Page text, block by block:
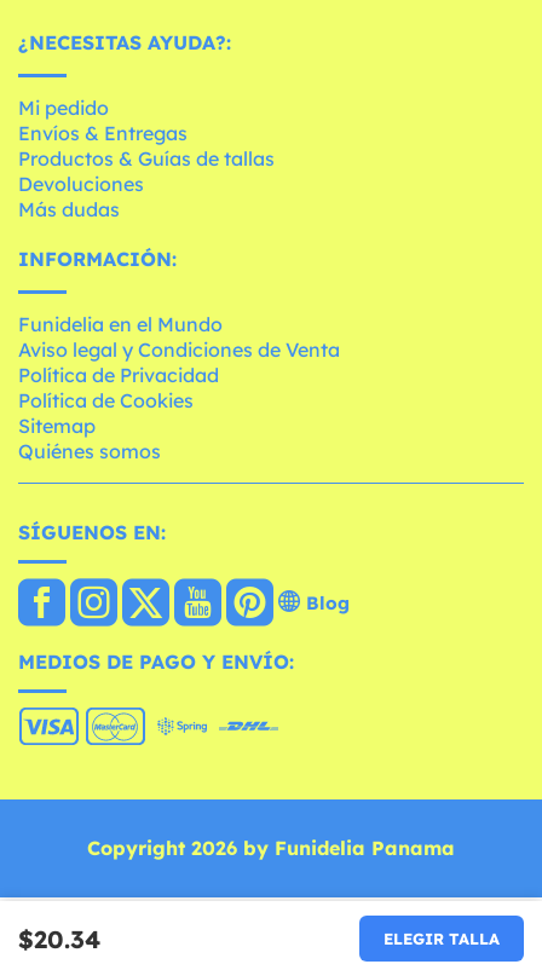
$20.34 ELEGIR TALLA
¿NECESITAS AYUDA?:
Mi pedido
Envíos & Entregas
Productos & Guías de tallas
Devoluciones
Más dudas
INFORMACIÓN:
Funidelia en el Mundo
Aviso legal y Condiciones de Venta
Política de Privacidad
Política de Cookies
Sitemap
Quiénes somos
SÍGUENOS EN:
Blog
MEDIOS DE PAGO Y ENVÍO:
Copyright 2026 by Funidelia Panama